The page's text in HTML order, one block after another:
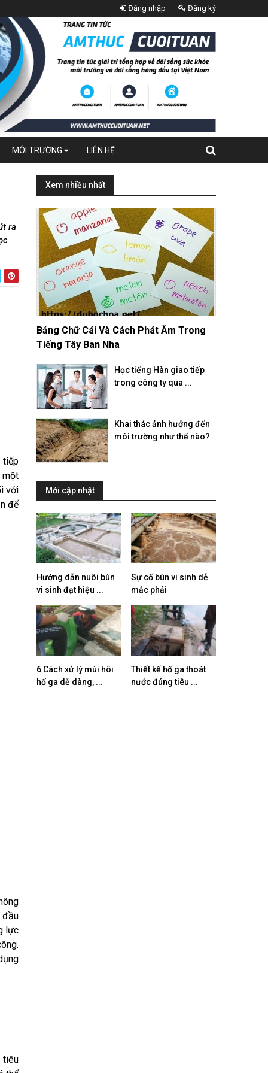
Đăng nhập Đăng ký
MÔI TRƯỜNG LIÊN HỆ
ra
tiếp
một
với
để
đầu
lực
tiêu
Xem nhiều nhất
Bảng Chữ Cái Và Cách Phát Âm Trong
Tiếng Tây Ban Nha
Học tiếng Hàn giao tiếp
trong công ty qua ...
Khai thác ảnh hưởng đến
môi trường như thế nào?
Mới cập nhật
Hướng dẫn nuôi bùn
vi sinh đạt hiệu ...
Sự cố bùn vi sinh dễ
mắc phải
6 Cách xử lý mùi hôi
hố ga dễ dàng, ...
Thiết kế hố ga thoát
nước đúng tiêu ...